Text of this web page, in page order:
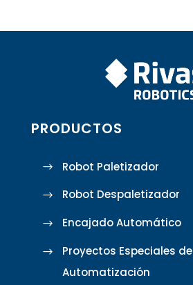
PRODUCTOS
Robot Paletizador
Robot Despaletizador
Encajado Automático
Proyectos Especiales de
Automatización